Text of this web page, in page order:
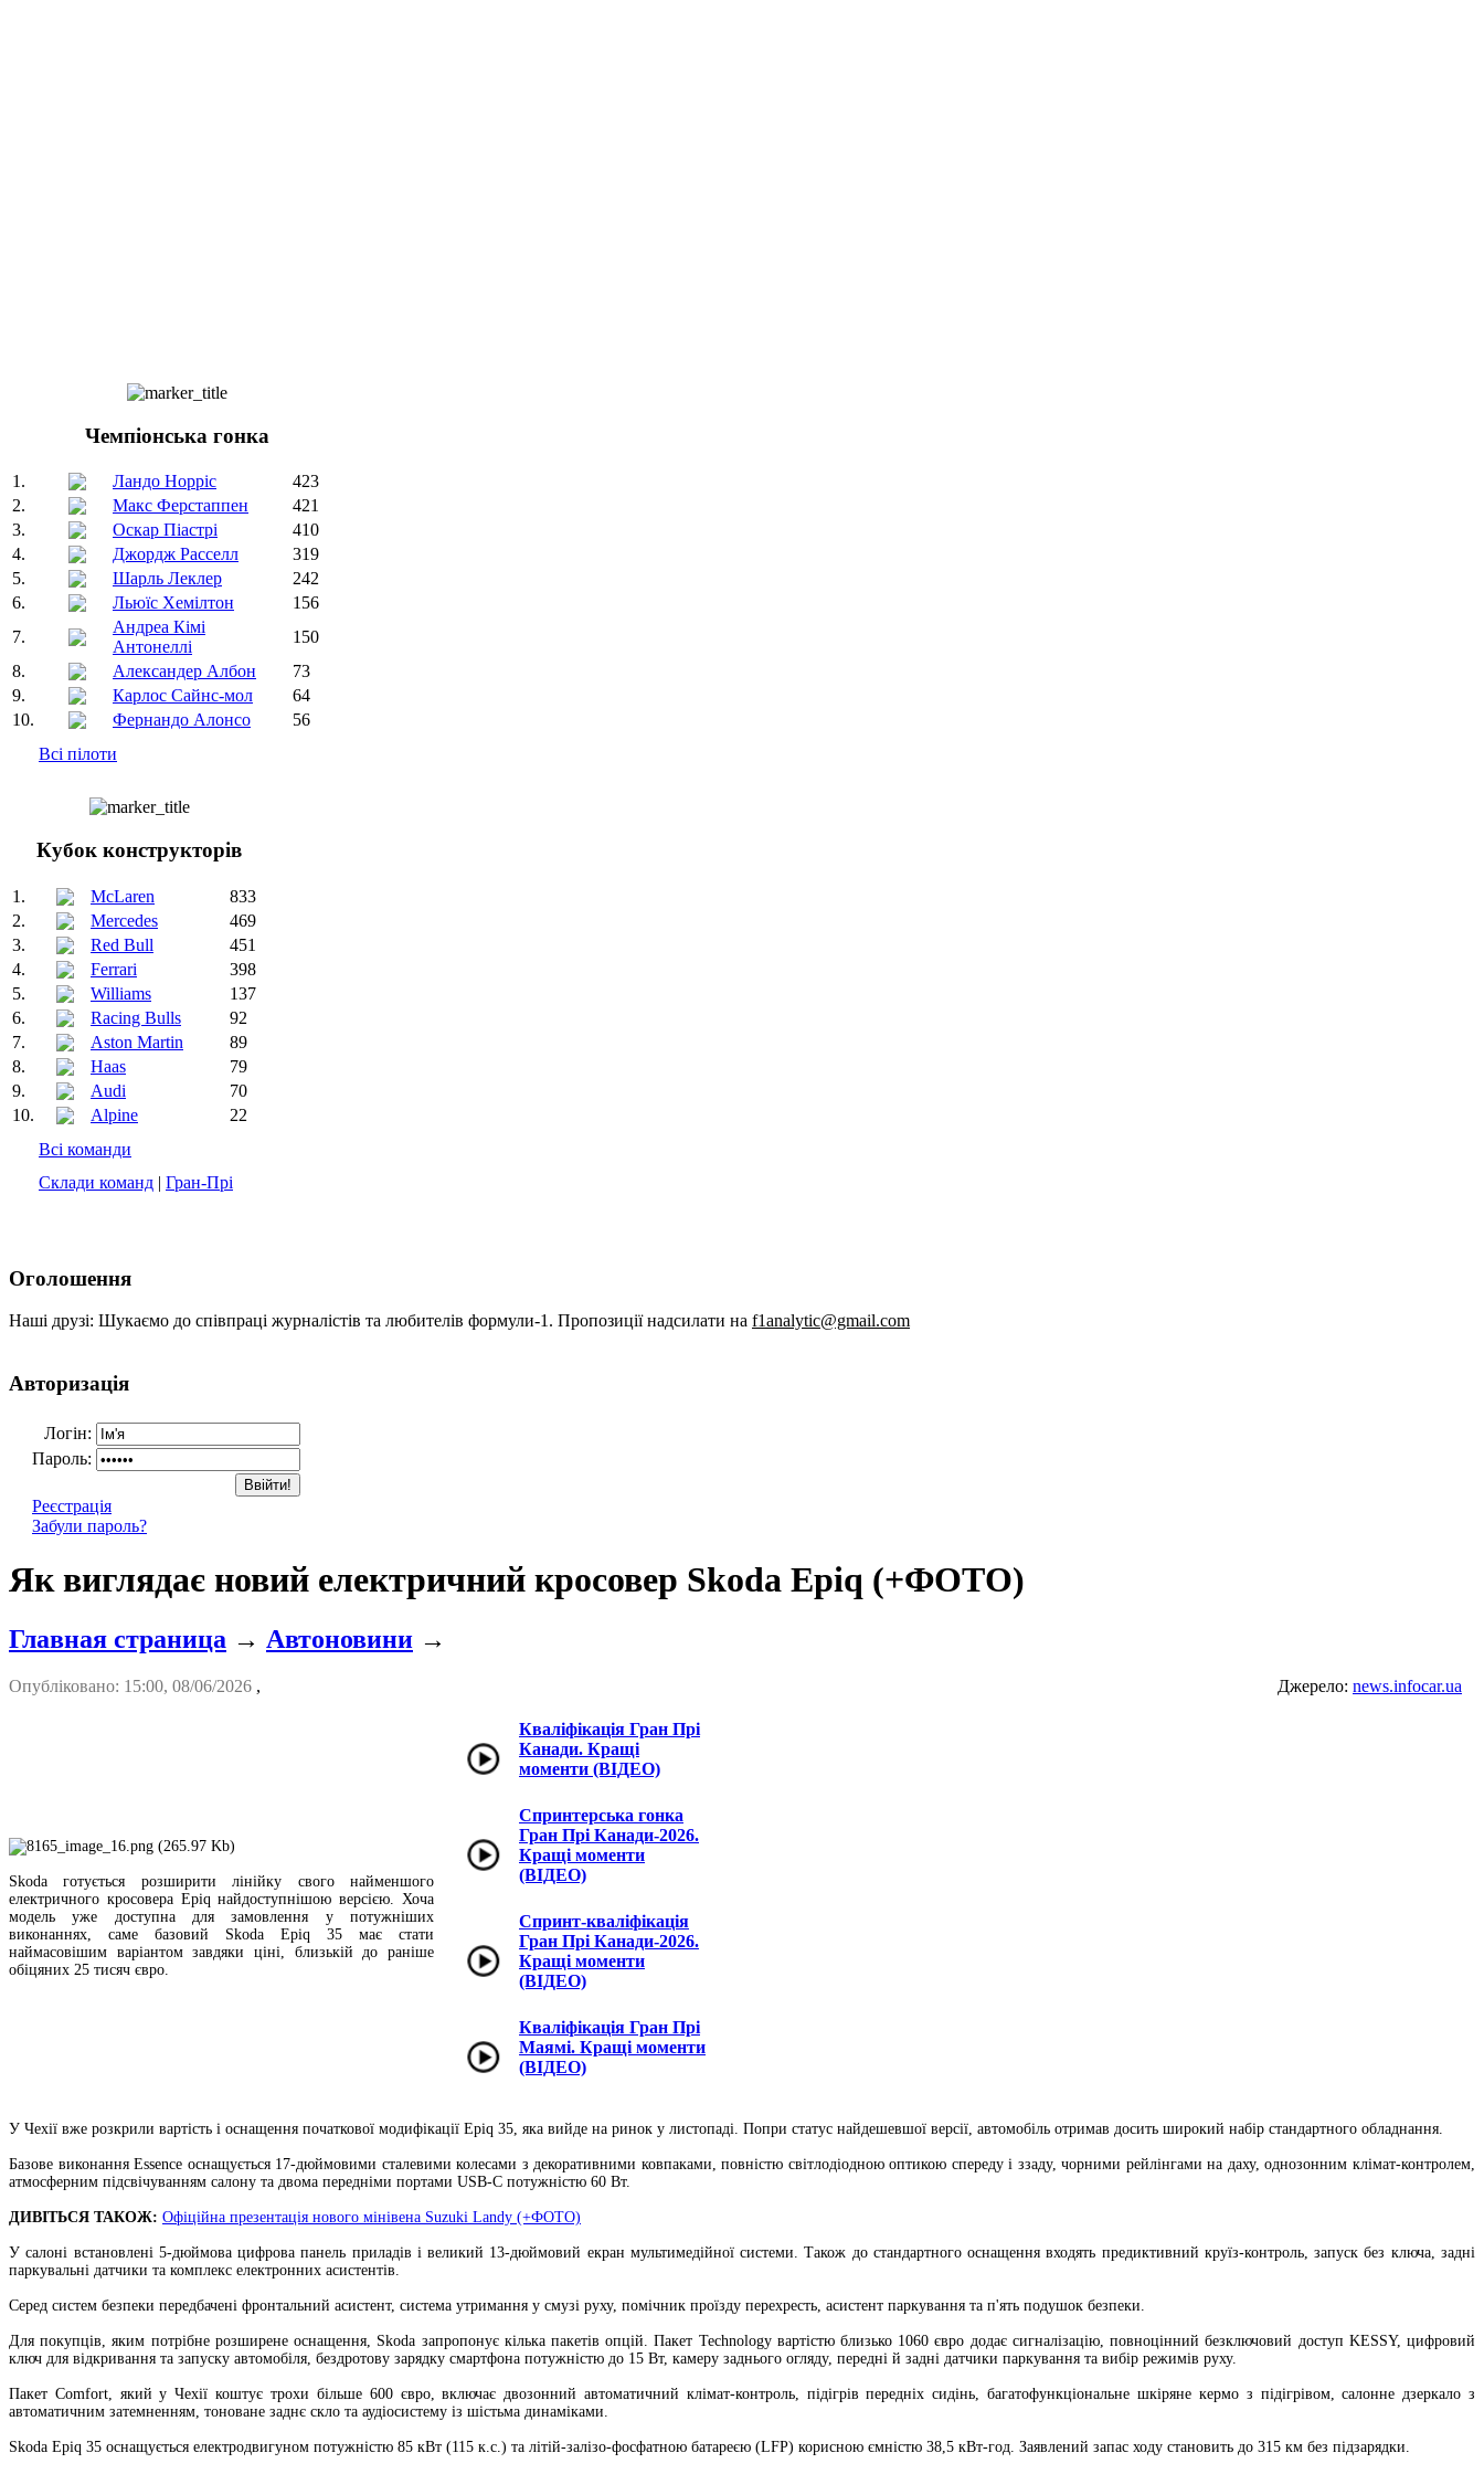
Чемпіонська гонка
1. Ландо Норріс
423
2.
Макс Ферстаппен
421
3.
Оскар Піастрі
410
4.
Джордж Расселл
319
5.
Шарль Леклер
242
6.
Льюїс Хемілтон
156
7.
Андреа Кімі
Антонеллі
150
8.
Александер Албон
73
9.
Карлос Сайнс-мол
64
10.
Фернандо Алонсо
56
Всі пілоти
Кубок конструкторів
1. McLaren
833
2.
Mercedes
469
3.
Red Bull
451
4.
Ferrari
398
5.
Williams
137
6.
Racing Bulls
92
7.
Aston Martin
89
8.
Haas
79
9.
Audi
70
10.
Alpine
22
Всі команди
Склади команд | Гран-Прі
Оголошення
Наші друзі: Шукаємо до співпраці журналістів та любителів формули-1. Пропозиції надсилати на f1analytic@gmail.com
Авторизація
Логін:
Пароль:
Реєстрація
Забули пароль?
Як виглядає новий електричний кросовер Skoda Epiq (+ФОТО)
Главная страница → Автоновини →
Опубліковано: 15:00, 08/06/2026 , Джерело: news.infocar.ua
Skoda готується розширити лінійку свого найменшого
електричного кросовера Epiq найдоступнішою версією. Хоча
модель уже доступна для замовлення у потужніших
виконаннях, саме базовий Skoda Epiq 35 має стати
наймасовішим варіантом завдяки ціні, близькій до раніше
обіцяних 25 тисяч євро.
Кваліфікація Гран Прі
Канади. Кращі
моменти (ВІДЕО)
Спринтерська гонка
Гран Прі Канади-2026.
Кращі моменти
(ВІДЕО)
Спринт-кваліфікація
Гран Прі Канади-2026.
Кращі моменти
(ВІДЕО)
Кваліфікація Гран Прі
Маямі. Кращі моменти
(ВІДЕО)
У Чехії вже розкрили вартість і оснащення початкової модифікації Epiq 35, яка вийде на ринок у листопаді. Попри статус найдешевшої версії, автомобіль отримав досить широкий набір стандартного обладнання.
Базове виконання Essence оснащується 17-дюймовими сталевими колесами з декоративними ковпаками, повністю світлодіодною оптикою спереду і ззаду, чорними рейлінгами на даху, однозонним клімат-контролем,
атмосферним підсвічуванням салону та двома передніми портами USB-C потужністю 60 Вт.
ДИВІТЬСЯ ТАКОЖ: Офіційна презентація нового мінівена Suzuki Landy (+ФОТО)
У салоні встановлені 5-дюймова цифрова панель приладів і великий 13-дюймовий екран мультимедійної системи. Також до стандартного оснащення входять предиктивний круїз-контроль, запуск без ключа, задні
паркувальні датчики та комплекс електронних асистентів.
Серед систем безпеки передбачені фронтальний асистент, система утримання у смузі руху, помічник проїзду перехресть, асистент паркування та п'ять подушок безпеки.
Для покупців, яким потрібне розширене оснащення, Skoda запропонує кілька пакетів опцій. Пакет Technology вартістю близько 1060 євро додає сигналізацію, повноцінний безключовий доступ KESSY, цифровий
ключ для відкривання та запуску автомобіля, бездротову зарядку смартфона потужністю до 15 Вт, камеру заднього огляду, передні й задні датчики паркування та вибір режимів руху.
Пакет Comfort, який у Чехії коштує трохи більше 600 євро, включає двозонний автоматичний клімат-контроль, підігрів передніх сидінь, багатофункціональне шкіряне кермо з підігрівом, салонне дзеркало з
автоматичним затемненням, тоноване заднє скло та аудіосистему із шістьма динаміками.
Skoda Epiq 35 оснащується електродвигуном потужністю 85 кВт (115 к.с.) та літій-залізо-фосфатною батареєю (LFP) корисною ємністю 38,5 кВт-год. Заявлений запас ходу становить до 315 км без підзарядки.